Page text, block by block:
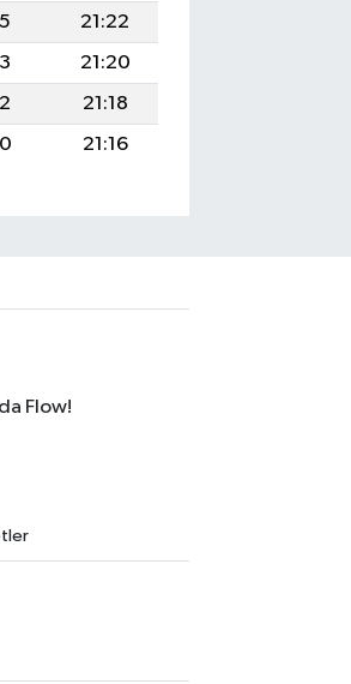
21:22
21:20
21:18
21:16
Flow!